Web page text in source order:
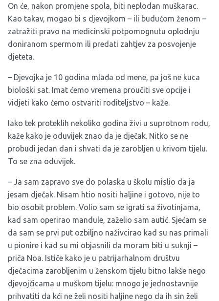
On će, nakon promjene spola, biti neplodan muškarac.
Kao takav, mogao bi s djevojkom – ili budućom ženom –
zatražiti pravo na medicinski potpomognutu oplodnju
doniranom spermom ili predati zahtjev za posvojenje
djeteta.
– Djevojka je 10 godina mlađa od mene, pa još ne kuca
biološki sat. Imat ćemo vremena proučiti sve opcije i
vidjeti kako ćemo ostvariti roditeljstvo – kaže.
Iako tek proteklih nekoliko godina živi u suprotnom rodu,
kaže kako je oduvijek znao da je dječak. Nitko se ne
probudi jedan dan i shvati da je zarobljen u krivom tijelu.
To se zna oduvijek.
– Ja sam zapravo sve do polaska u školu mislio da ja
jesam dječak. Nisam htio nositi haljine i gotovo, nije to
bio osobit problem. Volio sam se igrati sa životinjama,
kad sam operirao mandule, zaželio sam autić. Sjećam se
da sam se prvi put ozbiljno naživcirao kad su nas primali
u pionire i kad su mi objasnili da moram biti u suknji –
priča Noa. Ističe kako je u patrijarhalnom društvu
dječacima zarobljenim u ženskom tijelu bitno lakše nego
djevojčicama u muškom tijelu: mnogo je jednostavnije
prihvatiti da kći ne želi nositi haljine nego da ih sin želi